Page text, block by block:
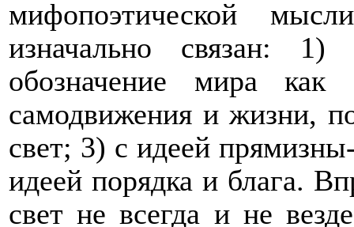
мифопоэтической
изначально связан:
обозначение мира
самодвижения и жизни,
свет; 3) с идеей
идеей порядка и блага.
свет не всегда и не